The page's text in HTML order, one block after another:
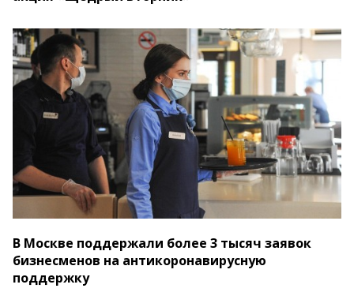
В Москве поддержали более 3 тысяч заявок
бизнесменов на антикоронавирусную
поддержку